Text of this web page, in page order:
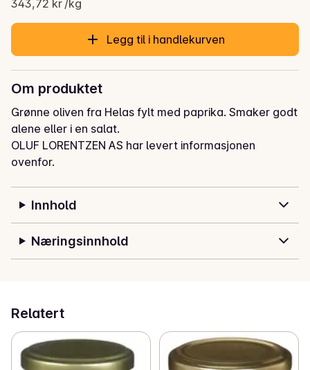
343,72 kr /kg
Legg til i handlekurven
Om produktet
Grønne oliven fra Helas fylt med paprika. Smaker godt
alene eller i en salat.
OLUF LORENTZEN AS har levert informasjonen
ovenfor.
Innhold
Næringsinnhold
Relatert